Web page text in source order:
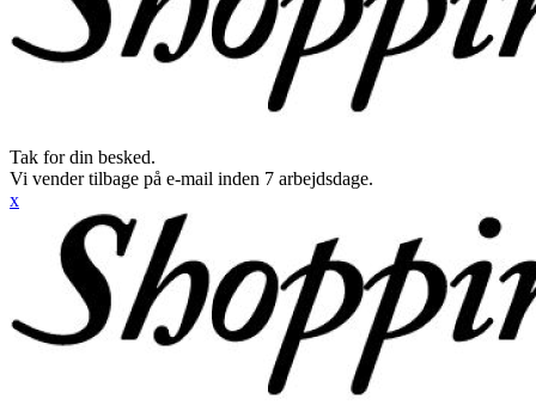
Tak for din besked.
Vi vender tilbage på e-mail inden 7 arbejdsdage.
x